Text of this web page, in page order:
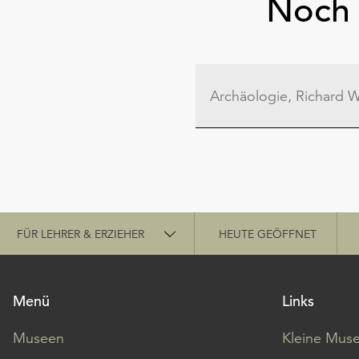
Schnellzugriff
FÜR LEHRER & ERZIEHER HEUTE GEÖFFNET
Menü
Museen
Links
Kleine